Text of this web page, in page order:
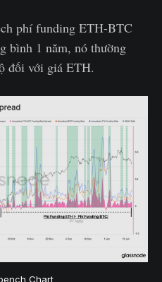
phí funding ETH-BTC
bình 1 năm, nó thường
đối với giá ETH.
Chart